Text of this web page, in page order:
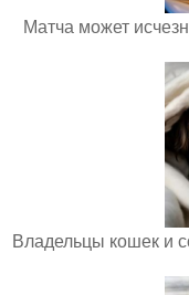
Матча может
Владельцы кошек и